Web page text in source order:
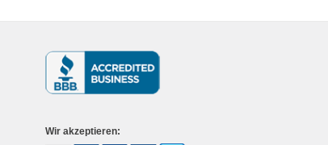
Wir akzeptieren: